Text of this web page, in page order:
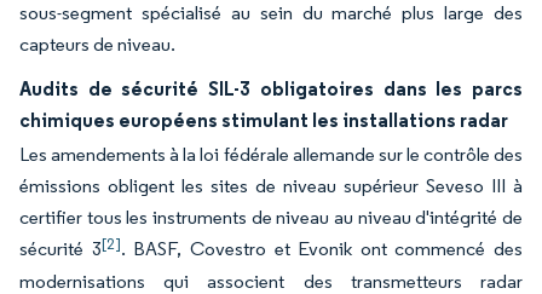
sous-segment spécialisé au sein du marché plus large des
capteurs de niveau.
Audits de sécurité SIL-3 obligatoires dans les parcs
chimiques européens stimulant les installations radar
Les amendements à la loi fédérale allemande sur le contrôle des
émissions obligent les sites de niveau supérieur Seveso III à
certifier tous les instruments de niveau au niveau d'intégrité de
sécurité 3[2]. BASF, Covestro et Evonik ont commencé des
modernisations qui associent des transmetteurs radar